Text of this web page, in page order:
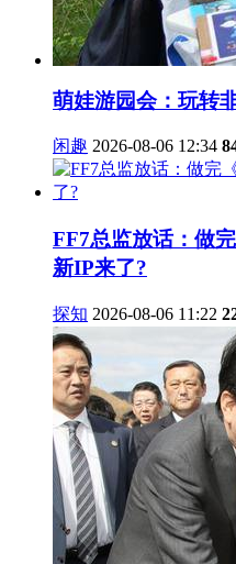
萌娃游园会：玩转
闲趣 2026-08-06 12:34
FF7总监放话：做
新IP来了?
探知 2026-08-06 11:22